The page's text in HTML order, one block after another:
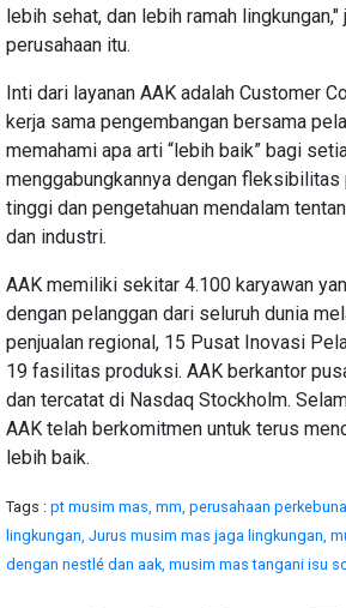
lebih sehat, dan lebih ramah
perusahaan itu.
Inti dari layanan AAK adalah Customer
kerja sama pengembangan bersama
memahami apa arti “lebih baik” bagi
menggabungkannya dengan
tinggi dan pengetahuan mendalam
dan industri.
AAK memiliki sekitar 4.100 karyawan
dengan pelanggan dari seluruh dunia
penjualan regional, 15 Pusat Inovasi
19 fasilitas produksi. AAK berkantor
dan tercatat di Nasdaq Stockholm.
AAK telah berkomitmen untuk terus
lebih baik.
Tags : pt musim mas, mm, perusahaan
lingkungan, Jurus musim mas jaga lingkungan,
dengan nestlé dan aak, musim mas tangani isu